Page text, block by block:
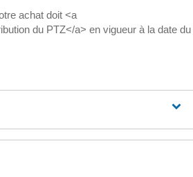
achat doit <a
du PTZ</a> en vigueur à la date du